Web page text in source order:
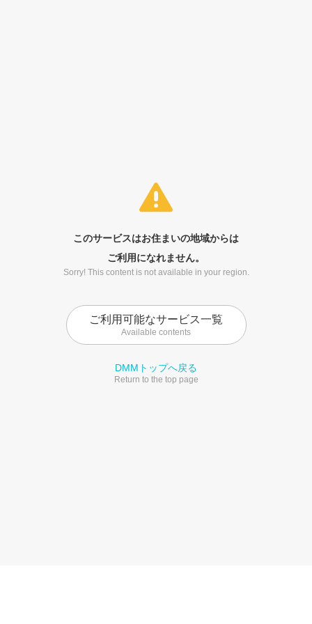
このサービスはお住まいの地域からは
ご利用になれません。
Sorry! This content is not available in your region.
ご利用可能なサービス一覧
Available contents
DMMトップへ戻る
Return to the top page